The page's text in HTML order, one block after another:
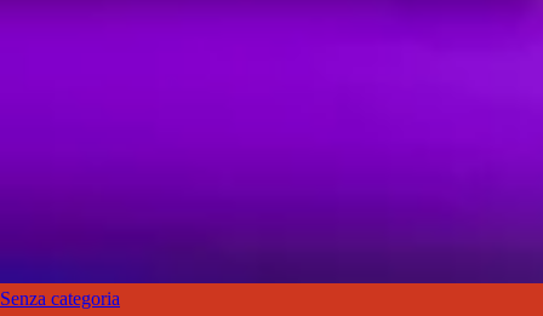
Senza categoria